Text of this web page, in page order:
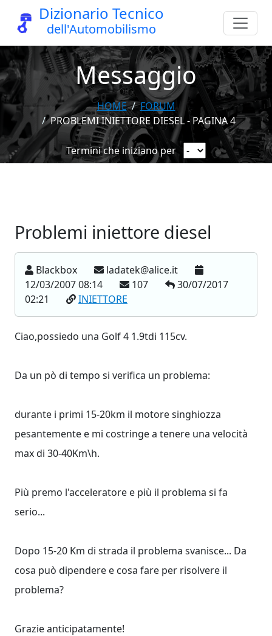
Dizionario Tecnico
dell'Automobilismo
Messaggio
HOME
FORUM
PROBLEMI INIETTORE DIESEL - PAGINA 4
Termini che iniziano per
Problemi iniettore diesel
Blackbox
ladatek@alice.it
12/03/2007 08:14
107
30/07/2017
02:21
INIETTORE
Ciao,possiedo una Golf 4 1.9tdi 115cv.
Da un pò di tempo si verifica un problema:
durante i primi 15-20km il motore singhiozza
pesantemente e mi costringe a tenere una velocità
max di 30-40Km\h.
Più premo l'acceleratore e più il problema si fa
serio...
Dopo 15-20 Km di strada il problema svanisce... Da
cosa può dipendere e cosa fare per risolvere il
problema?
Grazie anticipatamente!